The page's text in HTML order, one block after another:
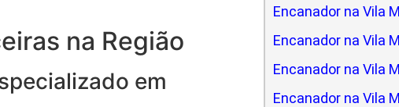
na Região
em
Encanador na Vila
Encanador na Vila
Encanador na Vila
Encanador na Vila